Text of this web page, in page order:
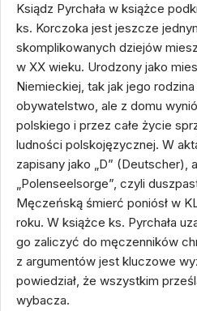
Ksiądz Pyrchała w książce
ks. Korczoka jest jeszcze
skomplikowanych dziejów
w XX wieku. Urodzony jako
Niemieckiej, tak jak jego rodzina
obywatelstwo, ale z domu
polskiego i przez całe życie
ludności polskojęzycznej. W
zapisany jako „D” (Deutscher),
„Polenseelsorge”, czyli
Męczeńską śmierć poniósł w
roku. W książce ks. Pyrchała
go zaliczyć do męczenników
z argumentów jest kluczowe
powiedział, że wszystkim
wybacza.